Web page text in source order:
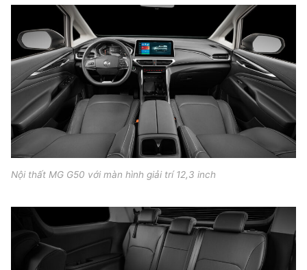
Nội thất MG G50 với màn hình giải trí 12,3 inch